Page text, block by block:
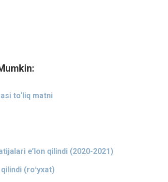
to‘liq matni
e’lon qilindi (2020-2021)
(roʻyxat)